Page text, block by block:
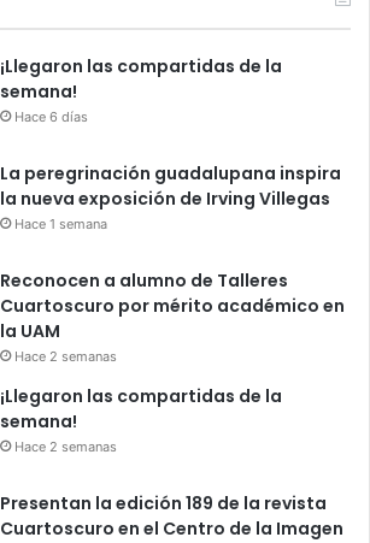
¡Llegaron las compartidas de la
semana!
Hace 6 días
La peregrinación guadalupana inspira
la nueva exposición de Irving Villegas
Hace 1 semana
Reconocen a alumno de Talleres
Cuartoscuro por mérito académico en
la UAM
Hace 2 semanas
¡Llegaron las compartidas de la
semana!
Hace 2 semanas
Presentan la edición 189 de la revista
Cuartoscuro en el Centro de la Imagen